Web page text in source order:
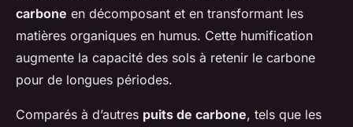
carbone en décomposant et en transformant les
matières organiques en humus. Cette humification
augmente la capacité des sols à retenir le carbone
pour de longues périodes.
Comparés à d’autres puits de carbone, tels que les